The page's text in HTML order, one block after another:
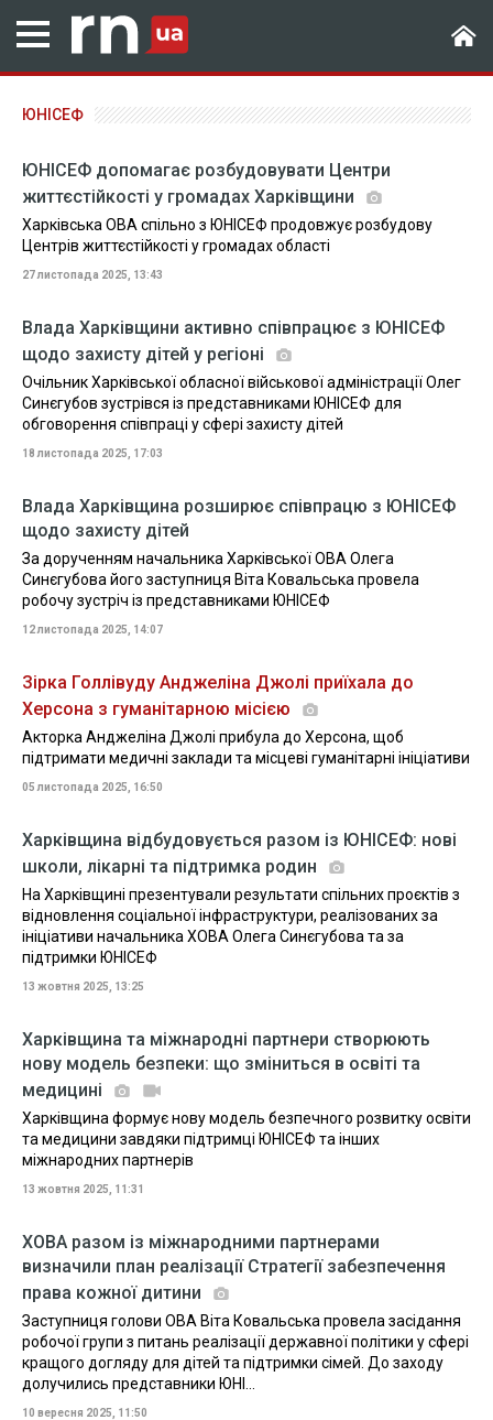
ЮНІСЕФ
ЮНІСЕФ допомагає розбудовувати Центри
життєстійкості у громадах Харківщини
Харківська ОВА спільно з ЮНІСЕФ продовжує розбудову
Центрів життєстійкості у громадах області
27 листопада 2025, 13:43
Влада Харківщини активно співпрацює з ЮНІСЕФ
щодо захисту дітей у регіоні
Очільник Харківської обласної військової адміністрації Олег
Синєгубов зустрівся із представниками ЮНІСЕФ для
обговорення співпраці у сфері захисту дітей
18 листопада 2025, 17:03
Влада Харківщина розширює співпрацю з ЮНІСЕФ
щодо захисту дітей
За дорученням начальника Харківської ОВА Олега
Синєгубова його заступниця Віта Ковальська провела
робочу зустріч із представниками ЮНІСЕФ
12 листопада 2025, 14:07
Зірка Голлівуду Анджеліна Джолі приїхала до
Херсона з гуманітарною місією
Акторка Анджеліна Джолі прибула до Херсона, щоб
підтримати медичні заклади та місцеві гуманітарні ініціативи
05 листопада 2025, 16:50
Харківщина відбудовується разом із ЮНІСЕФ: нові
школи, лікарні та підтримка родин
На Харківщині презентували результати спільних проєктів з
відновлення соціальної інфраструктури, реалізованих за
ініціативи начальника ХОВА Олега Синєгубова та за
підтримки ЮНІСЕФ
13 жовтня 2025, 13:25
Харківщина та міжнародні партнери створюють
нову модель безпеки: що зміниться в освіті та
медицині
Харківщина формує нову модель безпечного розвитку освіти
та медицини завдяки підтримці ЮНІСЕФ та інших
міжнародних партнерів
13 жовтня 2025, 11:31
ХОВА разом із міжнародними партнерами
визначили план реалізації Стратегії забезпечення
права кожної дитини
Заступниця голови ОВА Віта Ковальська провела засідання
робочої групи з питань реалізації державної політики у сфері
кращого догляду для дітей та підтримки сімей. До заходу
долучились представники ЮНІ...
10 вересня 2025, 11:50